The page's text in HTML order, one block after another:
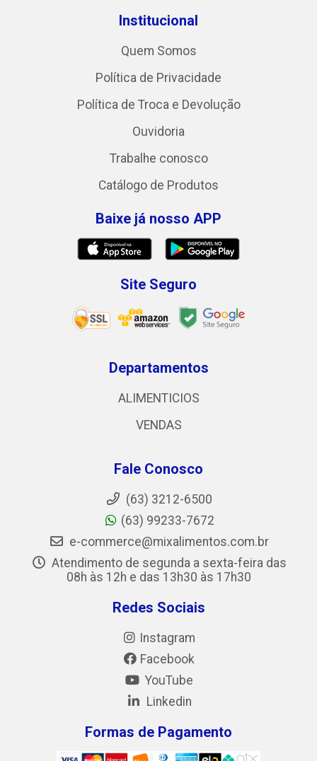
Institucional
Quem Somos
Política de Privacidade
Política de Troca e Devolução
Ouvidoria
Trabalhe conosco
Catálogo de Produtos
Baixe já nosso APP
Site Seguro
Departamentos
ALIMENTICIOS
VENDAS
Fale Conosco
(63) 3212-6500
(63) 99233-7672
e-commerce@mixalimentos.com.br
Atendimento de segunda a sexta-feira das
08h às 12h e das 13h30 às 17h30
Redes Sociais
Instagram
Facebook
YouTube
Linkedin
Formas de Pagamento